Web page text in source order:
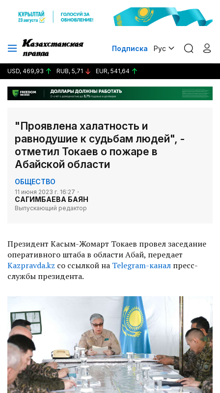
Подписка Рус
USD, 469,93 RUB, 5,71 EUR, 541,64
"Проявлена халатность и
равнодушие к судьбам людей", -
отметил Токаев о пожаре в
Абайской области
ОБЩЕСТВО
11 июня 2023 г. 16:27
САГИМБАЕВА БАЯН
Выпускающий редактор
Президент Касым-Жомарт Токаев провел заседание
оперативного штаба в области Абай, передает
Кazpravda.kz со ссылкой на Telegram-канал пресс-
службы президента.